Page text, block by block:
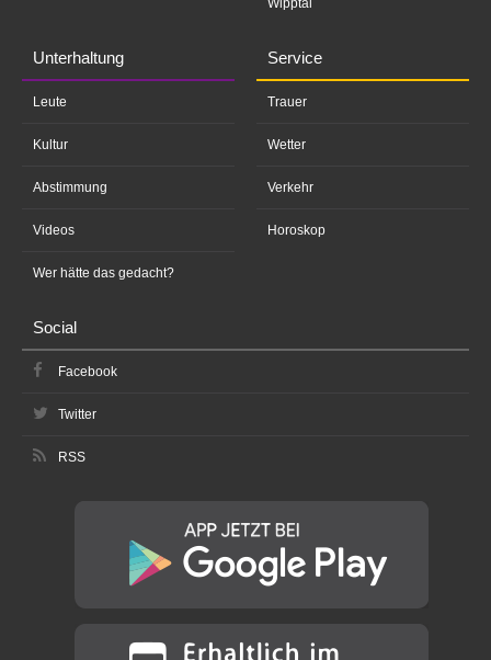
Wipptal
Unterhaltung
Leute
Kultur
Abstimmung
Videos
Wer hätte das gedacht?
Service
Trauer
Wetter
Verkehr
Horoskop
Social
Facebook
Twitter
RSS